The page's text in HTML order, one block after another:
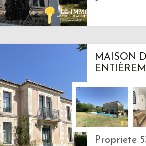
MAISON
Propriete